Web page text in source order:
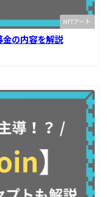
NFTアート
の内容を解説